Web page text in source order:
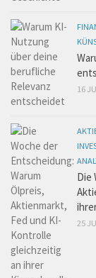
16
Die
25